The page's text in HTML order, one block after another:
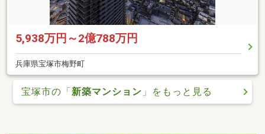
5,938万円～2億788万円
兵庫県宝塚市梅野町
宝塚市の「新築マンション 」をもっと見る